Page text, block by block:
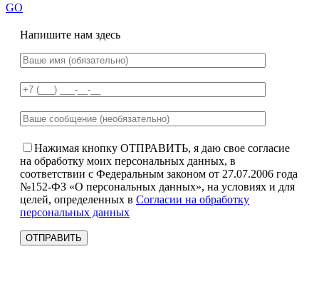
GO
Напишите нам здесь
Нажимая кнопку ОТПРАВИТЬ, я даю свое согласие
на обработку моих персональных данных, в
соответствии с Федеральным законом от 27.07.2006 года
№152-ФЗ «О персональных данных», на условиях и для
целей, определенных в Согласии на обработку
персональных данных